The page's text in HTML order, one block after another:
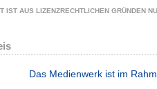
IST AUS LIZENZRECHTLICHEN GRÜNDEN
Das Medienwerk ist im